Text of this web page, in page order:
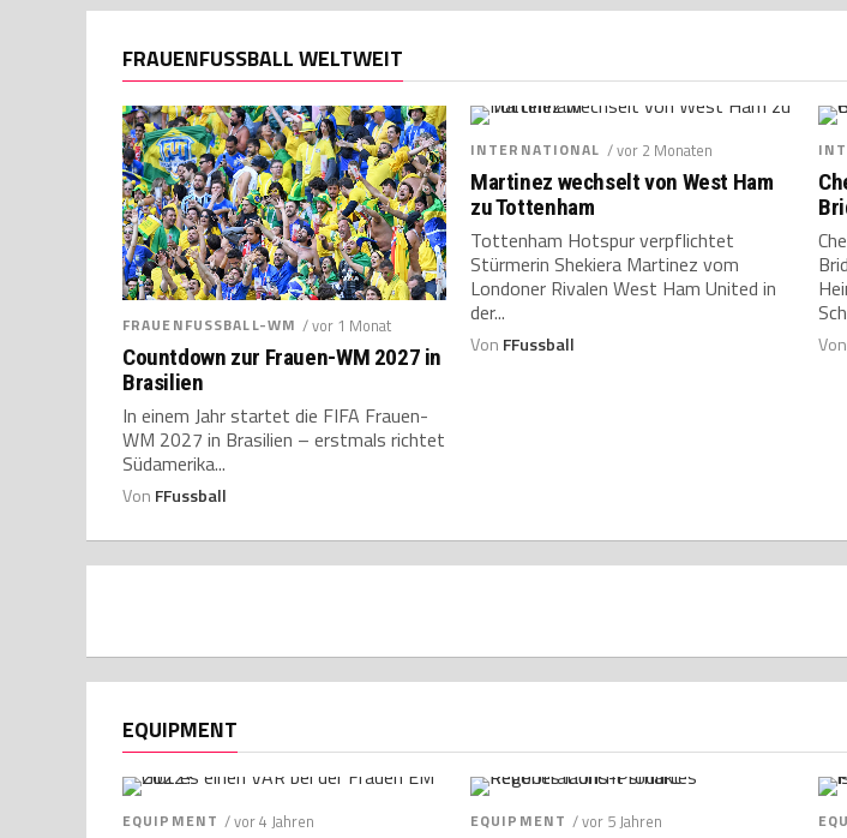
FRAUENFUSSBALL WELTWEIT
FRAUENFUSSBALL-WM / vor 1 Monat
Countdown zur Frauen-WM 2027 in
Brasilien
In einem Jahr startet die FIFA Frauen-
WM 2027 in Brasilien – erstmals richtet
Südamerika...
Von FFussball
INTERNATIONAL / vor 2 Monaten
Martinez wechselt von West Ham
zu Tottenham
Tottenham Hotspur verpflichtet
Stürmerin Shekiera Martinez vom
Londoner Rivalen West Ham United in
der...
Von FFussball Von
EQUIPMENT
EQUIPMENT / vor 4 Jahren EQUIPMENT / vor 5 Jahren